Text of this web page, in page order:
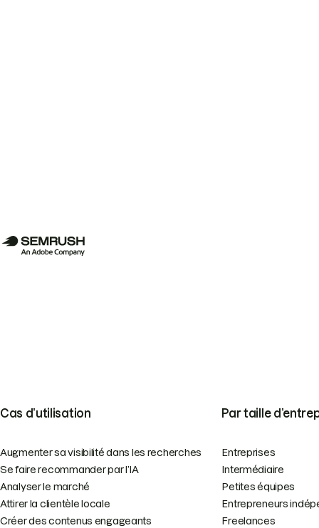
Cas d’utilisation
Augmenter sa visibilité dans les recherches
Se faire recommander par l’IA
Analyser le marché
Attirer la clientèle locale
Créer des contenus engageants
Par taille
Entreprises
Intermédiaire
Petites équipes
Entrepreneurs
Freelances